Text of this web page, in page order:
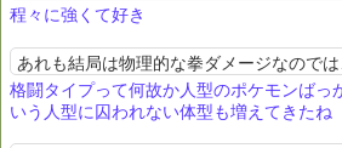
程々に強くて好き
あれも結局は物理的な拳ダメージなので
格闘タイプって何故か人型のポケモンばっ
いう人型に囚われない体型も増えてきたね